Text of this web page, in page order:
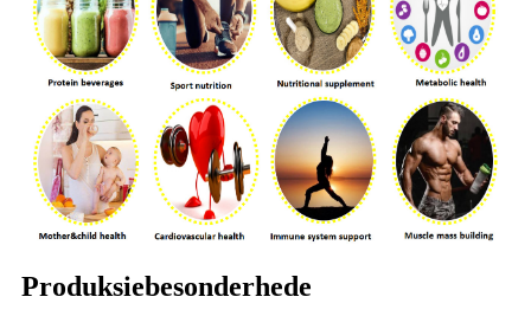
Produksiebesonderhede